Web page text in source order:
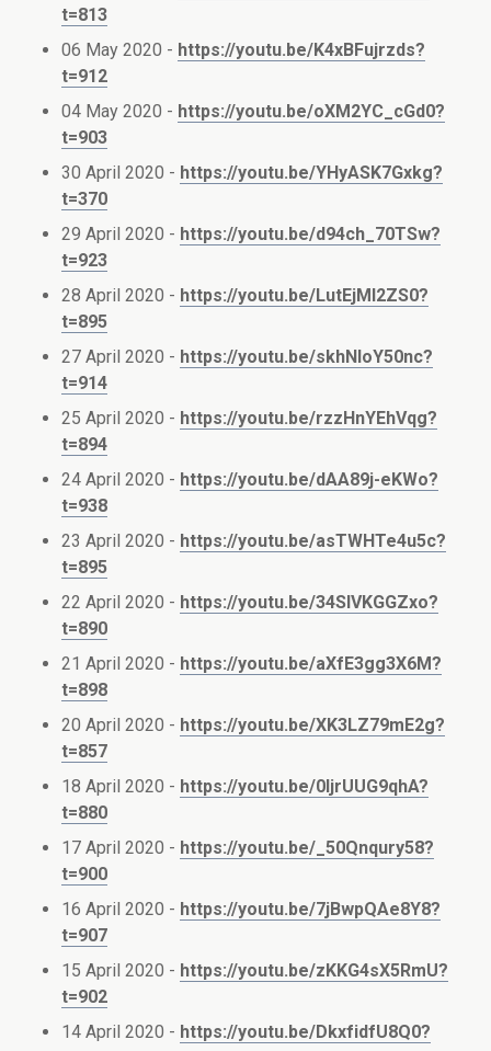
t=813
06 May 2020 - https://youtu.be/K4xBFujrzds?
t=912
04 May 2020 - https://youtu.be/oXM2YC_cGd0?
t=903
30 April 2020 - https://youtu.be/YHyASK7Gxkg?
t=370
29 April 2020 - https://youtu.be/d94ch_70TSw?
t=923
28 April 2020 - https://youtu.be/LutEjMl2ZS0?
t=895
27 April 2020 - https://youtu.be/skhNIoY50nc?
t=914
25 April 2020 - https://youtu.be/rzzHnYEhVqg?
t=894
24 April 2020 - https://youtu.be/dAA89j-eKWo?
t=938
23 April 2020 - https://youtu.be/asTWHTe4u5c?
t=895
22 April 2020 - https://youtu.be/34SIVKGGZxo?
t=890
21 April 2020 - https://youtu.be/aXfE3gg3X6M?
t=898
20 April 2020 - https://youtu.be/XK3LZ79mE2g?
t=857
18 April 2020 - https://youtu.be/0IjrUUG9qhA?
t=880
17 April 2020 - https://youtu.be/_50Qnqury58?
t=900
16 April 2020 - https://youtu.be/7jBwpQAe8Y8?
t=907
15 April 2020 - https://youtu.be/zKKG4sX5RmU?
t=902
14 April 2020 - https://youtu.be/DkxfidfU8Q0?